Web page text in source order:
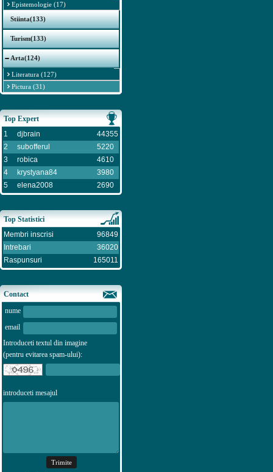
Epistemologie (17)
Stiinta(133)
Turism(133)
Arta(124)
Literatura (127)
Pictura (31)
Top Expert
1
djbrain
44355
2
subofferul
5220
3
robica
4610
4
krystyana84
3980
5
elena2008 2690
Top Statistici
Membri inscrisi
96849
Intrebari
36020
Raspunsuri
165011
Contact
nume
email
Introduceti textul din imagine
(pentru evitarea spam-ului):
introduceti mesajul